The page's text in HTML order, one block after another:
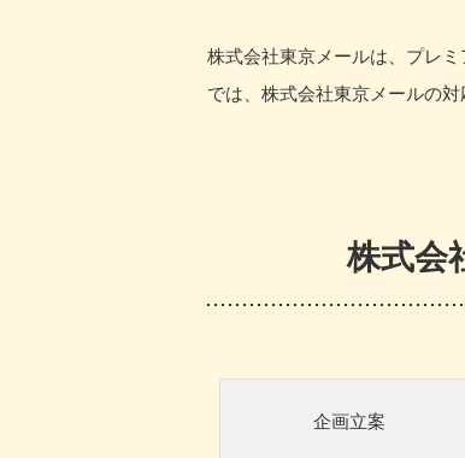
株式会社東京メールは、プレ
では、株式会社東京メールの
株式会
企画立案